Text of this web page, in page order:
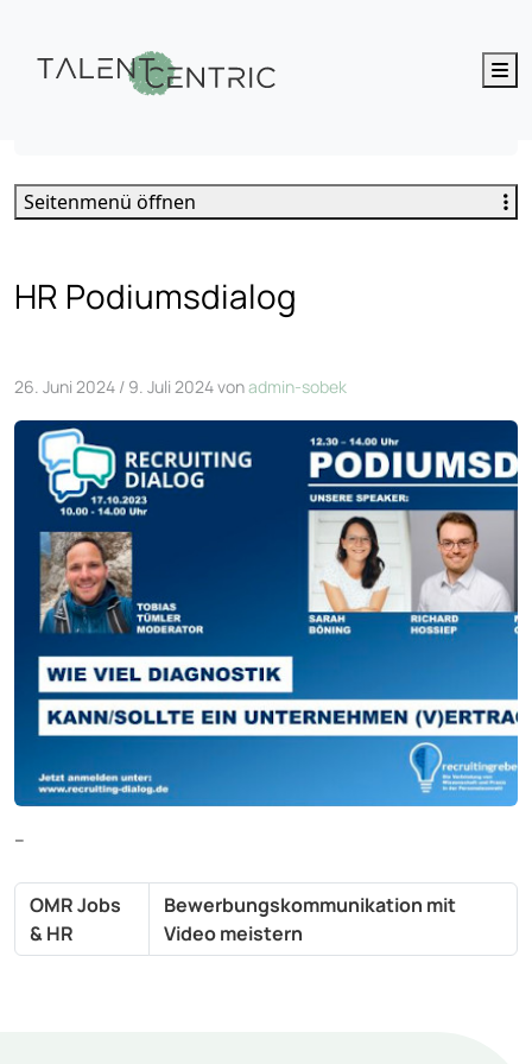
HR Podiumsdialog
26. Juni 2024 / 9. Juli 2024vonadmin-sobek
–
OMR Jobs
& HR
Bewerbungskommunikation mit
Video meistern
Seitenmenü öffnen